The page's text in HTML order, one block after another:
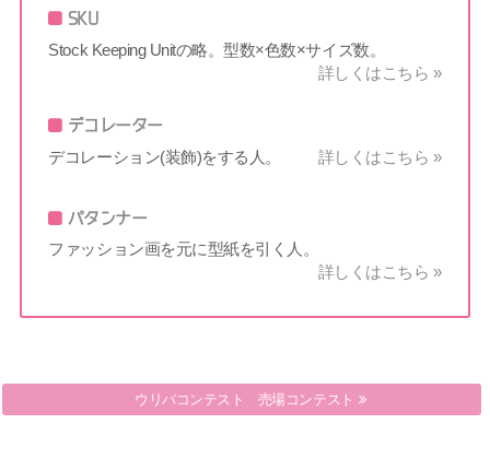
SKU
Stock Keeping Unitの略。型数×色数×サイズ数。
詳しくはこちら »
デコレーター
デコレーション(装飾)をする人。 詳しくはこちら »
パタンナー
ファッション画を元に型紙を引く人。
詳しくはこちら »
イロノ３ゲンソク 色の三属性
ウリバコンテスト 売場コンテスト